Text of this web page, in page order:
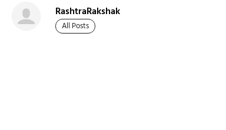
RashtraRakshak
All Posts